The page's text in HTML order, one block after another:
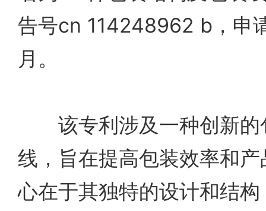
告号cn 114248962 b，申
月。
该专利涉及一种创新的
线，旨在提高包装效率和
心在于其独特的设计和结